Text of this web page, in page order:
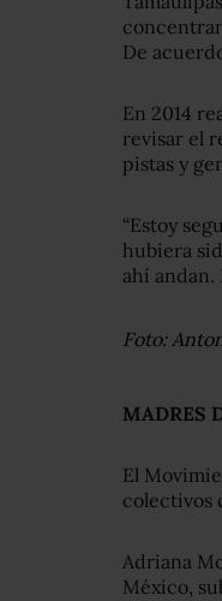
De
En 2014
revisar el
pistas y
“Estoy
hubiera
ahí andan.
Foto:
MADRES
El
colectivos
Adriana
México,